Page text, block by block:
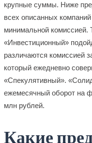
крупные суммы. Ниже
всех описанных
минимальной
«Инвестиционный»
различаются комиссией
который ежедневно
«Спекулятивный».
ежемесячный оборот на
млн рублей.
Какие